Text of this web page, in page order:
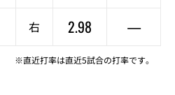
右 2.98 —
※直近打率は直近5試合の打率です。